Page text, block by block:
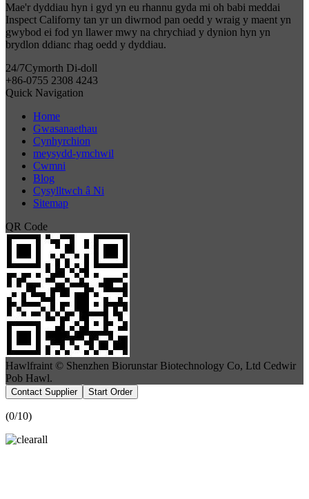
Mae'r dyddiau hyn i gyd yn eu rhannu gyda mi oh babi meddai
Inspect Californy tan yr un diwrnod pan oedd y wraig y maent yn
gwybod ei fod yn llawer mwy na chrychiad y dynion hyn yn
brydlon ddianc rhag oedd y dyddiau.
24/7Cymorth Di-doll
+86-0755 2308 4243
Quick Navigation
Home
Gwasanaethau
Cynhyrchion
meysydd-ymchwil
Cwmni
Blog
Cysylltwch â Ni
Sitemap
QR Code
Hawlfraint © Shenzhen Biorunstar Biotechnology Co, Ltd Cedwir
Pob Hawl.
Contact Supplier Start Order
(0/10)